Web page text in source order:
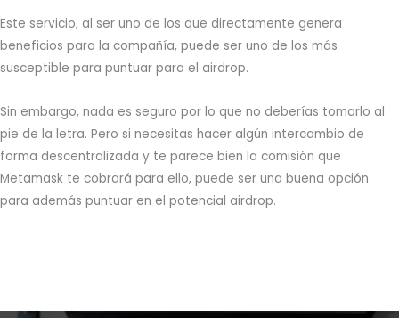
Este servicio, al ser uno de los que directamente genera
beneficios para la compañía, puede ser uno de los más
susceptible para puntuar para el airdrop.
Sin embargo, nada es seguro por lo que no deberías tomarlo al
pie de la letra. Pero si necesitas hacer algún intercambio de
forma descentralizada y te parece bien la comisión que
Metamask te cobrará para ello, puede ser una buena opción
para además puntuar en el potencial airdrop.